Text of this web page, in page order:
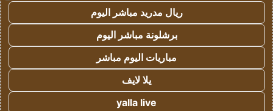
ريال مدريد مباشر اليوم
برشلونة مباشر اليوم
مباريات اليوم مباشر
يلا لايف
yalla live